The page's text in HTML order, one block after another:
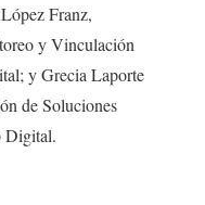
Franz,
y Vinculación
y Grecia Laporte
de Soluciones
Digital.